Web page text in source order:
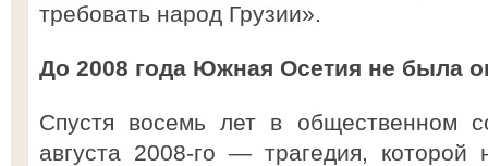
требовать народ Грузии».
До 2008 года Южная Осетия не была
Спустя восемь лет в общественном
августа 2008-го — трагедия,